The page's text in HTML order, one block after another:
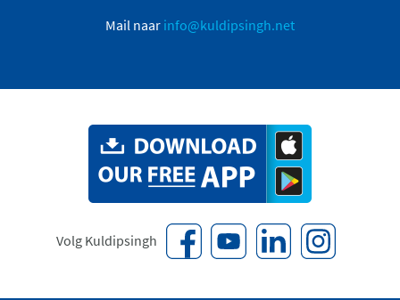
Mail naar info@kuldipsingh.net
Volg Kuldipsingh